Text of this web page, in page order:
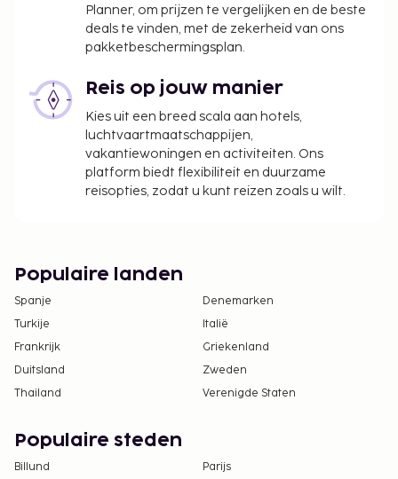
Planner, om prijzen te vergelijken en de beste
deals te vinden, met de zekerheid van ons
pakketbeschermingsplan.
Reis op jouw manier
Kies uit een breed scala aan hotels,
luchtvaartmaatschappijen,
vakantiewoningen en activiteiten. Ons
platform biedt flexibiliteit en duurzame
reisopties, zodat u kunt reizen zoals u wilt.
Populaire landen
Spanje
Denemarken
Turkije
Italië
Frankrijk
Griekenland
Duitsland
Zweden
Thailand
Verenigde Staten
Populaire steden
Billund
Parijs